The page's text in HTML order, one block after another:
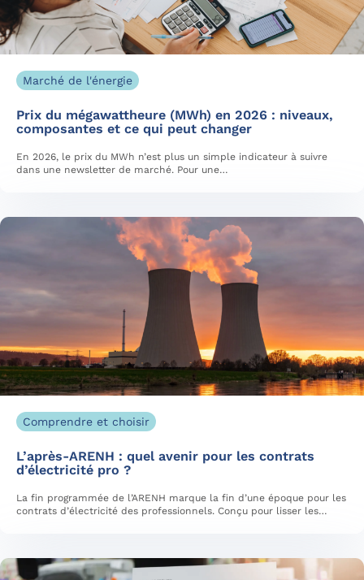
Marché de l'énergie
Prix du mégawattheure (MWh) en 2026 : niveaux,
composantes et ce qui peut changer
En 2026, le prix du MWh n’est plus un simple indicateur à suivre
dans une newsletter de marché. Pour une…
Comprendre et choisir
L’après-ARENH : quel avenir pour les contrats
d’électricité pro ?
La fin programmée de l’ARENH marque la fin d’une époque pour les
contrats d’électricité des professionnels. Conçu pour lisser les…